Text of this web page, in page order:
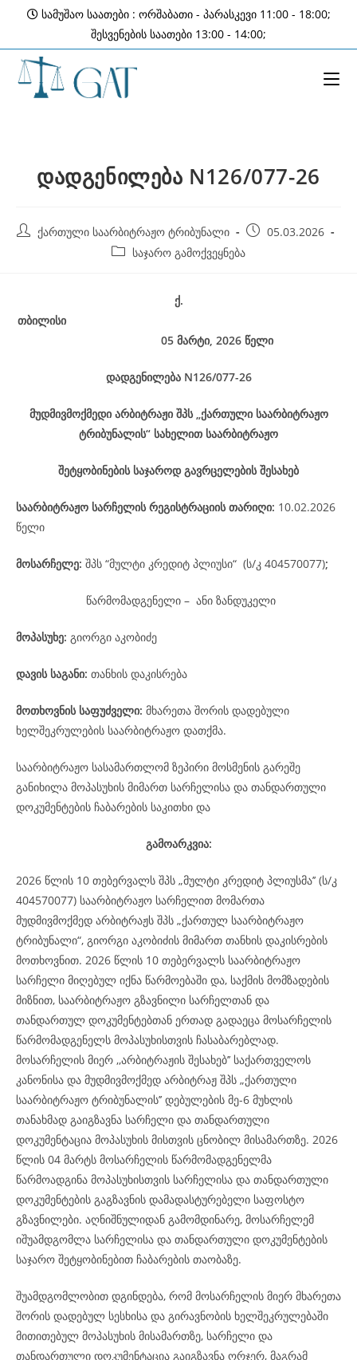
content
სამუშაო საათები : ორშაბათი - პარასკევი 11:00 - 18:00;
შესვენების საათები 13:00 - 14:00;
დადგენილება N126/077-26
Post ქართული საარბიტრაჟო ტრიბუნალი
Post05.03.2026
Post საჯარო გამოქვეყნება
ქ.
თბილისი
05 მარტი, 2026 წელი
დადგენილება N126/077-26
მუდმივმოქმედი არბიტრაჟი შპს „ქართული საარბიტრაჟო
ტრიბუნალის“ სახელით საარბიტრაჟო
შეტყობინების საჯაროდ გავრცელების შესახებ
საარბიტრაჟო სარჩელის რეგისტრაციის თარიღი: 10.02.2026
წელი
მოსარჩელე: შპს “მულტი კრედიტ პლიუსი“ (ს/კ 404570077);
წარმომადგენელი – ანი ზანდუკელი
მოპასუხე: გიორგი აკობიძე
დავის საგანი: თანხის დაკისრება
მოთხოვნის საფუძველი: მხარეთა შორის დადებული
ხელშეკრულების საარბიტრაჟო დათქმა.
საარბიტრაჟო სასამართლომ ზეპირი მოსმენის გარეშე
განიხილა მოპასუხის მიმართ სარჩელისა და თანდართული
დოკუმენტების ჩაბარების საკითხი და
გამოარკვია:
2026 წლის 10 თებერვალს შპს „მულტი კრედიტ პლიუსმა’’ (ს/კ
404570077) საარბიტრაჟო სარჩელით მომართა
მუდმივმოქმედ არბიტრაჟს შპს „ქართულ საარბიტრაჟო
ტრიბუნალი“, გიორგი აკობიძის მიმართ თანხის დაკისრების
მოთხოვნით. 2026 წლის 10 თებერვალს საარბიტრაჟო
სარჩელი მიღებულ იქნა წარმოებაში და, საქმის მომზადების
მიზნით, საარბიტრაჟო გზავნილი სარჩელთან და
თანდართულ დოკუმენტებთან ერთად გადაეცა მოსარჩელის
წარმომადგენელს მოპასუხისთვის ჩასაბარებლად.
მოსარჩელის მიერ ,,არბიტრაჟის შესახებ’’ საქართველოს
კანონისა და მუდმივმოქმედ არბიტრაჟ შპს „ქართული
საარბიტრაჟო ტრიბუნალის’’ დებულების მე-6 მუხლის
თანახმად გაიგზავნა სარჩელი და თანდართული
დოკუმენტაცია მოპასუხის მისთვის ცნობილ მისამართზე. 2026
წლის 04 მარტს მოსარჩელის წარმომადგენელმა
წარმოადგინა მოპასუხისთვის სარჩელისა და თანდართული
დოკუმენტების გაგზავნის დამადასტურებელი საფოსტო
გზავნილები. აღნიშნულიდან გამომდინარე, მოსარჩელემ
იშუამდგომლა სარჩელისა და თანდართული დოკუმენტების
საჯარო შეტყობინებით ჩაბარების თაობაზე.
შუამდგომლობით დგინდება, რომ მოსარჩელის მიერ მხარეთა
შორის დადებულ სესხისა და გირავნობის ხელშეკრულებაში
მითითებულ მოპასუხის მისამართზე, სარჩელი და
თანდართული დოკუმენტაცია გაიგზავნა ორჯერ, მაგრამ